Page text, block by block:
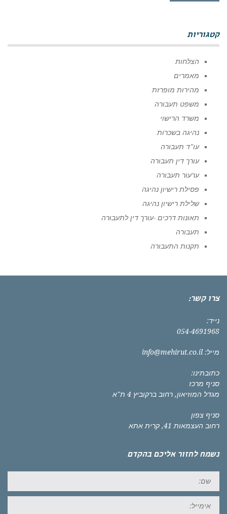
קטגוריות
הצלחות
מאמרים
מהירות מופרזת
משפט תעבורה
משרד הרישוי
נהיגה בשכרות
עו"ד תעבורה
עורך דין תעבורה
ערעור תעבורה
פסילת רישיון נהיגה
שלילת רישיון נהיגה
תאונות דרכים -עורך דין לתעבורה
תעבורה
תקנות התעבורה
צרו קשר:
נייד:
054-4691968
מייל: info@mehirut.co.il
כתובתינו:
סניף מרכז
מגדל המוזיאון, רחוב ברקוביץ 4 ת"א
סניף צפון
רחוב העצמאות 41, קרית אתא
נשמח לחזור אליכם בהקדם